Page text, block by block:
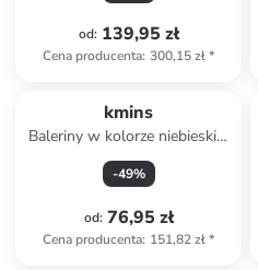
od: 139,95 zł
Cena producenta: 300,15 zł*
kmins
Baleriny w kolorze niebieskim
z paskiem
-49%
od: 76,95 zł
Cena producenta: 151,82 zł*